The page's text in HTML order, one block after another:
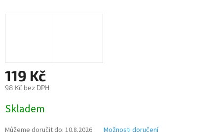
119 Kč
98 Kč bez DPH
cena:
Skladem